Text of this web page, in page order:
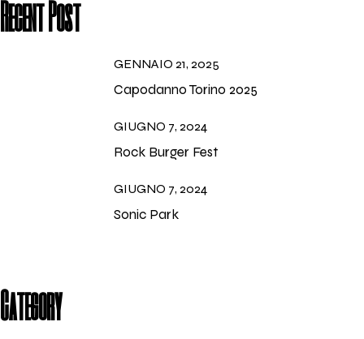
Recent Post
GENNAIO 21, 2025
Capodanno Torino 2025
GIUGNO 7, 2024
Rock Burger Fest
GIUGNO 7, 2024
Sonic Park
Category